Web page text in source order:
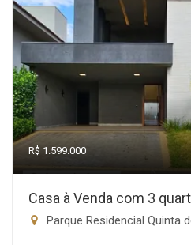
R$ 1.599.000
Casa à Venda com 3
Parque Residencial Quinta do